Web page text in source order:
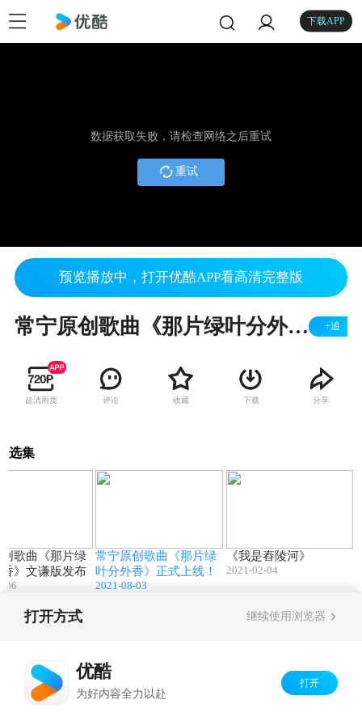
下载APP
数据获取失败，请检查网络之后重试
重试
预览播放中，打开优酷APP看高清完整版
常宁原创歌曲《那片绿叶分外香》正式上线！ +追
超清画质 评论 收藏 下载 分享
选集
歌曲《那片绿
》文谦版发布
06
常宁原创歌曲《那片绿
叶分外香》正式上线！
2021-08-03
《我是舂陵河》
2021-02-04
打开方式 继续使用浏览器
优酷
为好内容全力以赴
打开